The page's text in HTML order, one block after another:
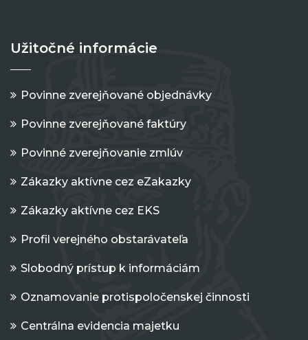
Užitočné informácie
Povinne zverejňované objednávky
Povinne zverejňované faktúry
Povinné zverejňovanie zmlúv
Zákazky aktívne cez eZakazky
Zákazky aktívne cez EKS
Profil verejného obstarávateľa
Slobodný prístup k informáciám
Oznamovanie protispoločenskej činnosti
Centrálna evidencia majetku